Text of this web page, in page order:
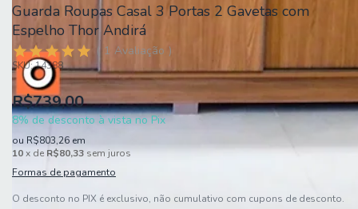
Guarda Roupas Casal 3 Portas 2 Gavetas com
Espelho Thor Andirá
1 Avaliação
SKU:14388
R$739,00
8% de desconto à vista no Pix
ou R$803,26 em
10x de R$80,33 sem juros
Formas de pagamento
O desconto no PIX é exclusivo, não cumulativo com cupons de desconto.